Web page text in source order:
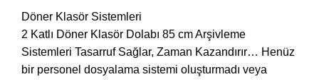
Döner Klasör Sistemleri
2 Katlı Döner Klasör Dolabı 85 cm Arşivleme
Sistemleri Tasarruf Sağlar, Zaman Kazandırır… Henüz
bir personel dosyalama sistemi oluşturmadı veya